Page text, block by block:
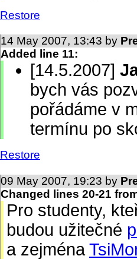
Restore
14 May 2007, 13:43 by
Added line 11:
[14.5.2007]
bych vás
pořádáme v
termínu po
Restore
09 May 2007, 19:23 by
Changed lines 20-21
Pro studenty,
budou užitečné
a zejména